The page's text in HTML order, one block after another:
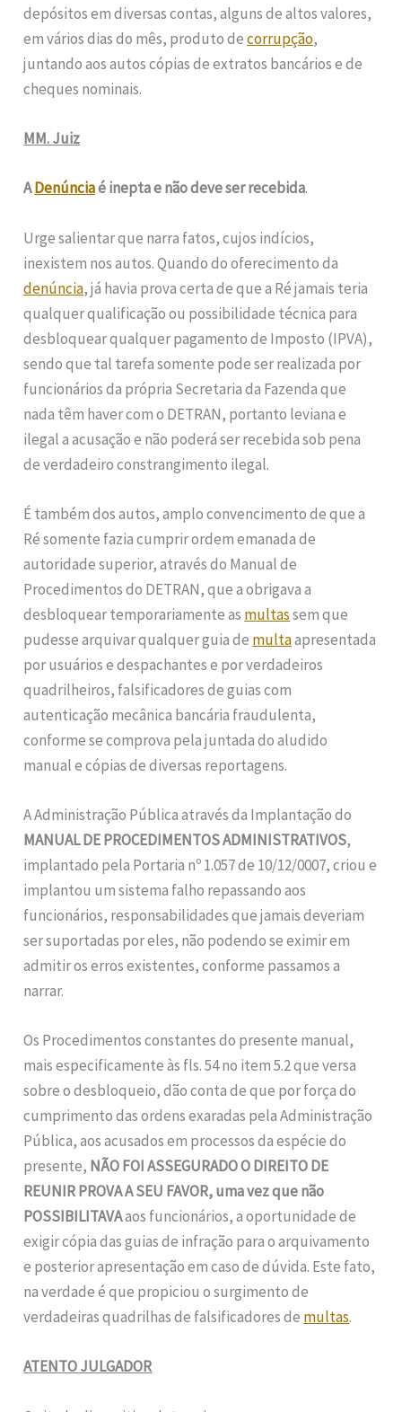
depósitos em diversas contas, alguns de altos valores,
em vários dias do mês, produto decorrupção,
juntando aos autos cópias de extratos bancários e de
cheques nominais.
MM. Juiz
ADenúnciaé inepta e não deve ser recebida.
Urge salientar que narra fatos, cujos indícios,
inexistem nos autos. Quando do oferecimento da
denúncia, já havia prova certa de que a Ré jamais teria
qualquer qualificação ou possibilidade técnica para
desbloquear qualquer pagamento de Imposto (IPVA),
sendo que tal tarefa somente pode ser realizada por
funcionários da própria Secretaria da Fazenda que
nada têm haver com o DETRAN, portanto leviana e
ilegal a acusação e não poderá ser recebida sob pena
de verdadeiro constrangimento ilegal.
É também dos autos, amplo convencimento de que a
Ré somente fazia cumprir ordem emanada de
autoridade superior, através do Manual de
Procedimentos do DETRAN, que a obrigava a
desbloquear temporariamente as multassem que
pudesse arquivar qualquer guia de multaapresentada
por usuários e despachantes e por verdadeiros
quadrilheiros, falsificadores de guias com
autenticação mecânica bancária fraudulenta,
conforme se comprova pela juntada do aludido
manual e cópias de diversas reportagens.
A Administração Pública através da Implantação do
MANUAL DE PROCEDIMENTOS ADMINISTRATIVOS,
implantado pela Portaria nº 1.057 de 10/12/0007, criou e
implantou um sistema falho repassando aos
funcionários, responsabilidades que jamais deveriam
ser suportadas por eles, não podendo se eximir em
admitir os erros existentes, conforme passamos a
narrar.
Os Procedimentos constantes do presente manual,
mais especificamente às fls. 54 no item 5.2 que versa
sobre o desbloqueio, dão conta de que por força do
cumprimento das ordens exaradas pela Administração
Pública, aos acusados em processos da espécie do
presente, NÃO FOI ASSEGURADO O DIREITO DE
REUNIR PROVA A SEU FAVOR, uma vez que não
POSSIBILITAVAaos funcionários, a oportunidade de
exigir cópia das guias de infração para o arquivamento
e posterior apresentação em caso de dúvida. Este fato,
na verdade é que propiciou o surgimento de
verdadeiras quadrilhas de falsificadores de multas.
ATENTO JULGADOR